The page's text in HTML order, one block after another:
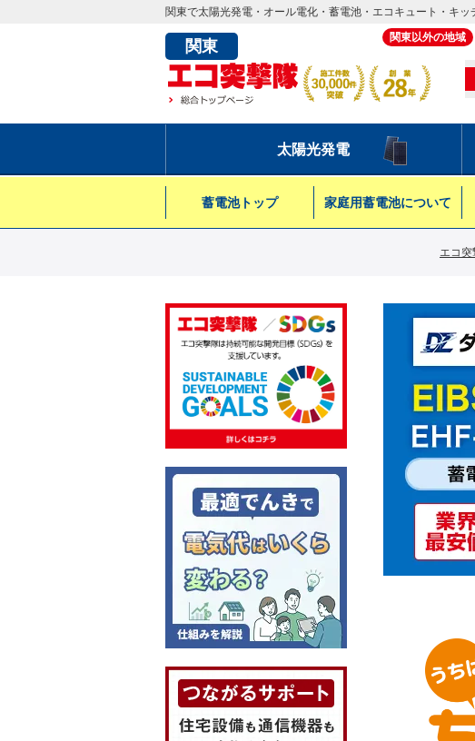
関東で太陽光発電・オール電化・蓄電池・エコキュート・キ
関東 関東以外の地域
太陽光発電
蓄電池トップ 家庭用蓄電池について
エコ突